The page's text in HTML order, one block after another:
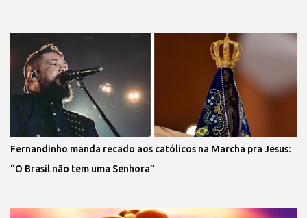
Fernandinho manda recado aos católicos na Marcha pra Jesus:
“O Brasil não tem uma Senhora”